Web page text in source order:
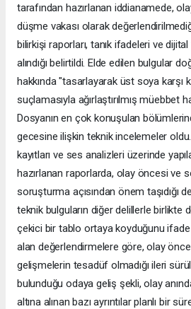
tarafından hazırlanan iddianamede,
düşme vakası olarak
bilirkişi raporları, tanık ifadeleri ve
alındığı belirtildi. Elde edilen bulgular
hakkında "tasarlayarak üst soya karşı
suçlamasıyla ağırlaştırılmış müebbet
Dosyanın en çok konuşulan
gecesine ilişkin teknik incelemeler
kayıtları ve ses analizleri üzerinde
hazırlanan raporlarda, olay öncesi ve
soruşturma açısından önem taşıdığı
teknik bulguların diğer delillerle birlikte
çekici bir tablo ortaya koyduğunu
alan değerlendirmelere göre, olay
gelişmelerin tesadüf olmadığı ileri
bulunduğu odaya geliş şekli, olay
altına alınan bazı ayrıntılar planlı bir